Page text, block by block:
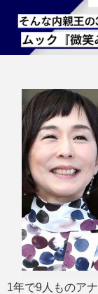
1年で9人ものア